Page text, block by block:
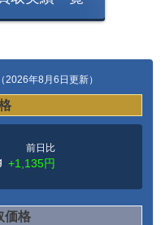
（2026年8月6日更新）
前日比
+1,135円
価格